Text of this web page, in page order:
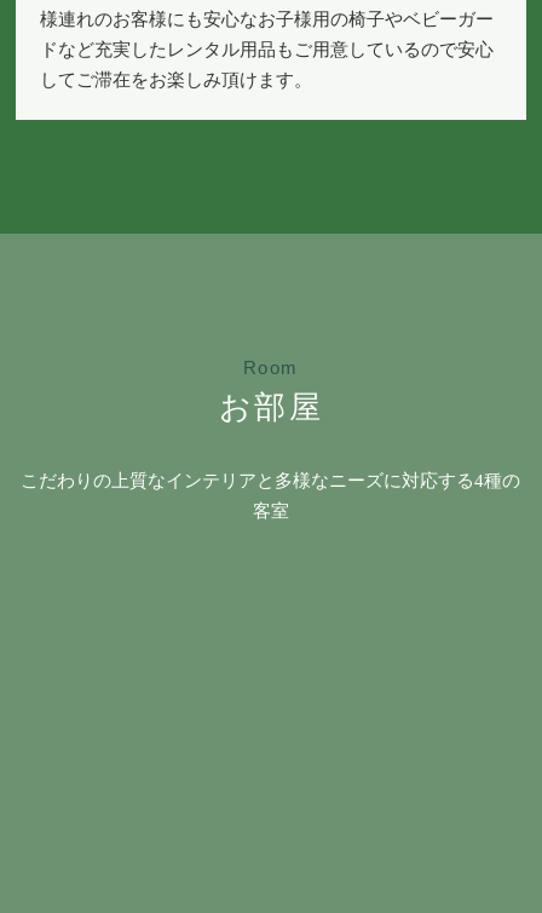
様連れのお客様にも安心なお子様用の椅子やベビーガー
ドなど充実したレンタル用品もご用意しているので安心
してご滞在をお楽しみ頂けます。
Room
お部屋
こだわりの上質なインテリアと多様なニーズに対応する4種の
客室